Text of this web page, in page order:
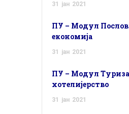
31 јан 2021
ПУ – Модул
економија
31 јан 2021
ПУ – Модул
хотелијерство
31 јан 2021